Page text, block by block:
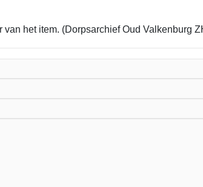
het item. (Dorpsarchief Oud Valkenburg